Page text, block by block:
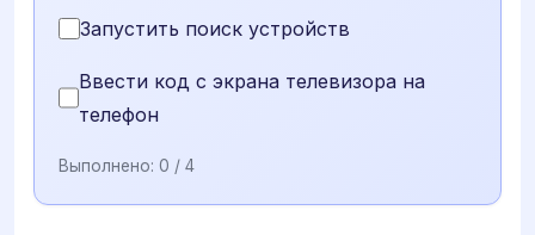
Запустить поиск устройств
Ввести код с экрана телевизора на
телефон
Выполнено: 0 / 4